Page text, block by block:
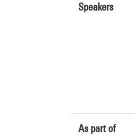
Speakers
As part of